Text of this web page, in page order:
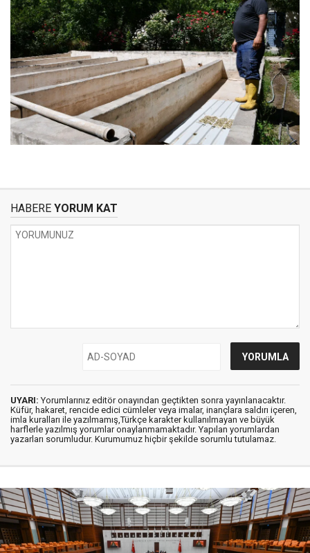
HABERE YORUM KAT
UYARI: Yorumlarınız editör onayından geçtikten sonra yayınlanacaktır.
Küfür, hakaret, rencide edici cümleler veya imalar, inançlara saldırı içeren,
imla kuralları ile yazılmamış,Türkçe karakter kullanılmayan ve büyük
harflerle yazılmış yorumlar onaylanmamaktadır. Yapılan yorumlardan
yazarları sorumludur. Kurumumuz hiçbir şekilde sorumlu tutulamaz.